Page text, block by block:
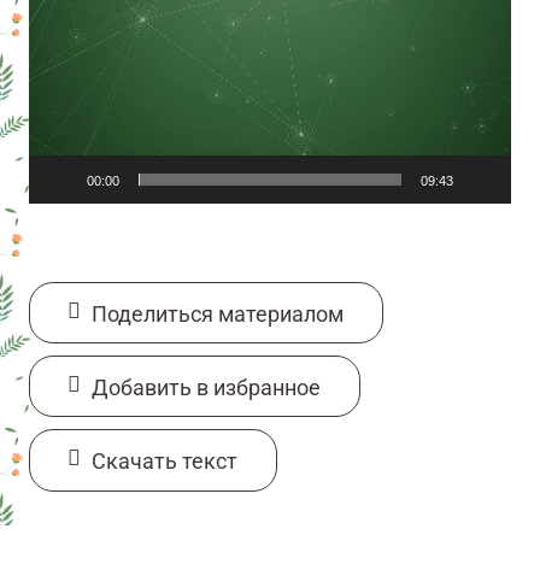
00:00 09:43
Поделиться материалом
Добавить в избранное
Cкачать текст